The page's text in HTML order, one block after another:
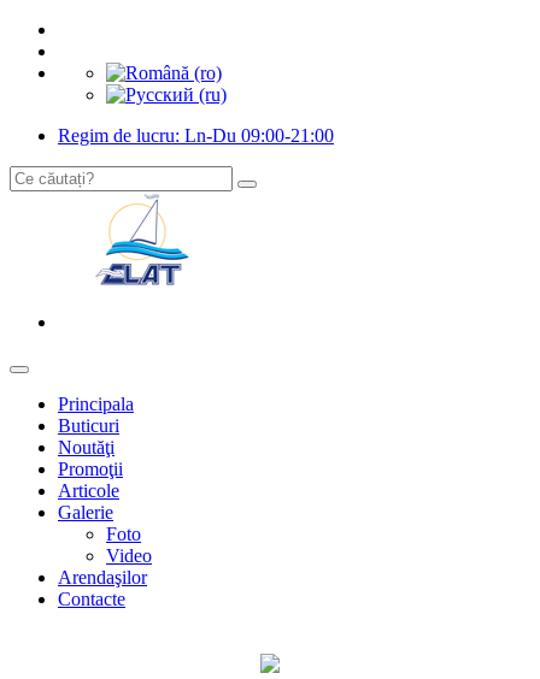
Regim de lucru: Ln-Du 09:00-21:00
Principala
Buticuri
Noutăţi
Promoţii
Articole
Galerie
Foto
Video
Arendaşilor
Contacte